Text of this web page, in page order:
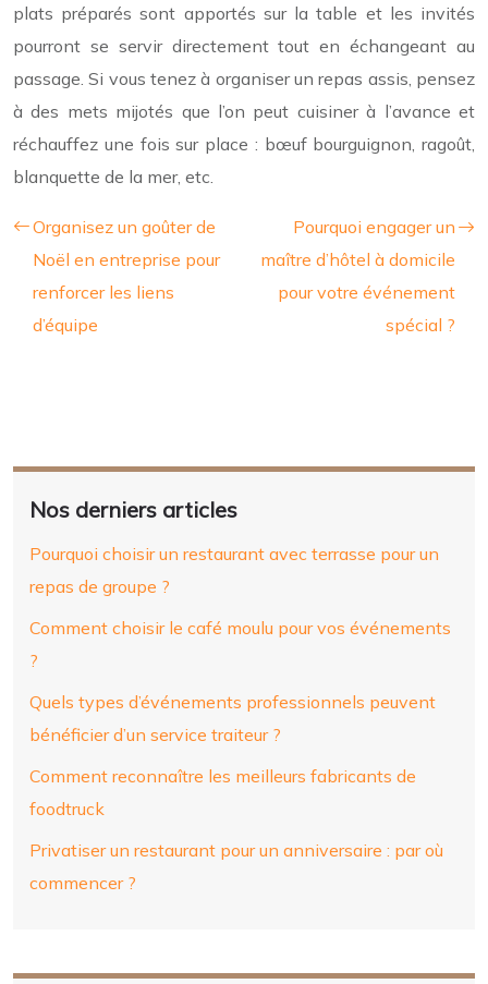
plats préparés sont apportés sur la table et les invités
pourront se servir directement tout en échangeant au
passage. Si vous tenez à organiser un repas assis, pensez
à des mets mijotés que l’on peut cuisiner à l’avance et
réchauffez une fois sur place : bœuf bourguignon, ragoût,
blanquette de la mer, etc.
Organisez un goûter de
Noël en entreprise pour
renforcer les liens
d’équipe
Pourquoi engager un
maître d’hôtel à domicile
pour votre événement
spécial ?
Nos derniers articles
Pourquoi choisir un restaurant avec terrasse pour un
repas de groupe ?
Comment choisir le café moulu pour vos événements
?
Quels types d’événements professionnels peuvent
bénéficier d’un service traiteur ?
Comment reconnaître les meilleurs fabricants de
foodtruck
Privatiser un restaurant pour un anniversaire : par où
commencer ?